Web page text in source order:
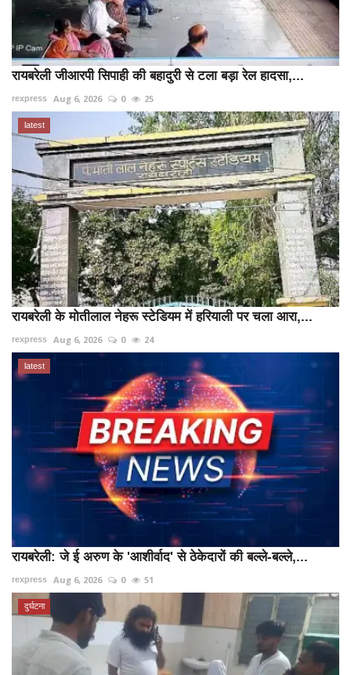
रायबरेली जीआरपी सिपाही की बहादुरी से टला बड़ा रेल हादसा,...
rexpress Aug 6, 2026 0 25
latest
रायबरेली के मोतीलाल नेहरू स्टेडियम में हरियाली पर चला आरा,...
rexpress Aug 6, 2026 0 24
latest
रायबरेली: जे ई अरुण के 'आशीर्वाद' से ठेकेदारों की बल्ले-बल्ले,...
rexpress Aug 6, 2026 0 51
दुर्घटना